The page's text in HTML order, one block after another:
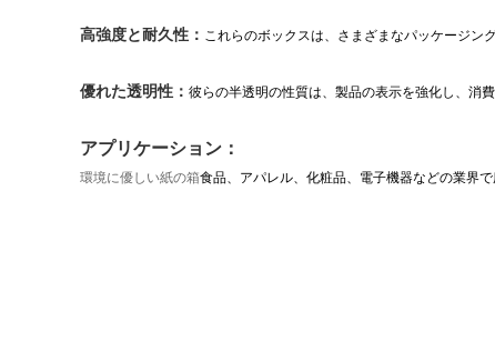
高強度と耐久性： これらのボックスは、さまざまなパッケージン
優れた透明性： 彼らの半透明の性質は、製品の表示を強化し、消
アプリケーション：
環境に優しい紙の箱食品、アパレル、化粧品、電子機器などの業界